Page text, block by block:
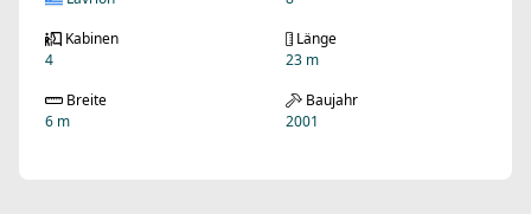
Kabinen
4
Länge
23 m
Breite
6 m
Baujahr
2001